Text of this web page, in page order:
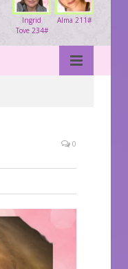
Alma 211#
Ingrid
Tove 234#
0